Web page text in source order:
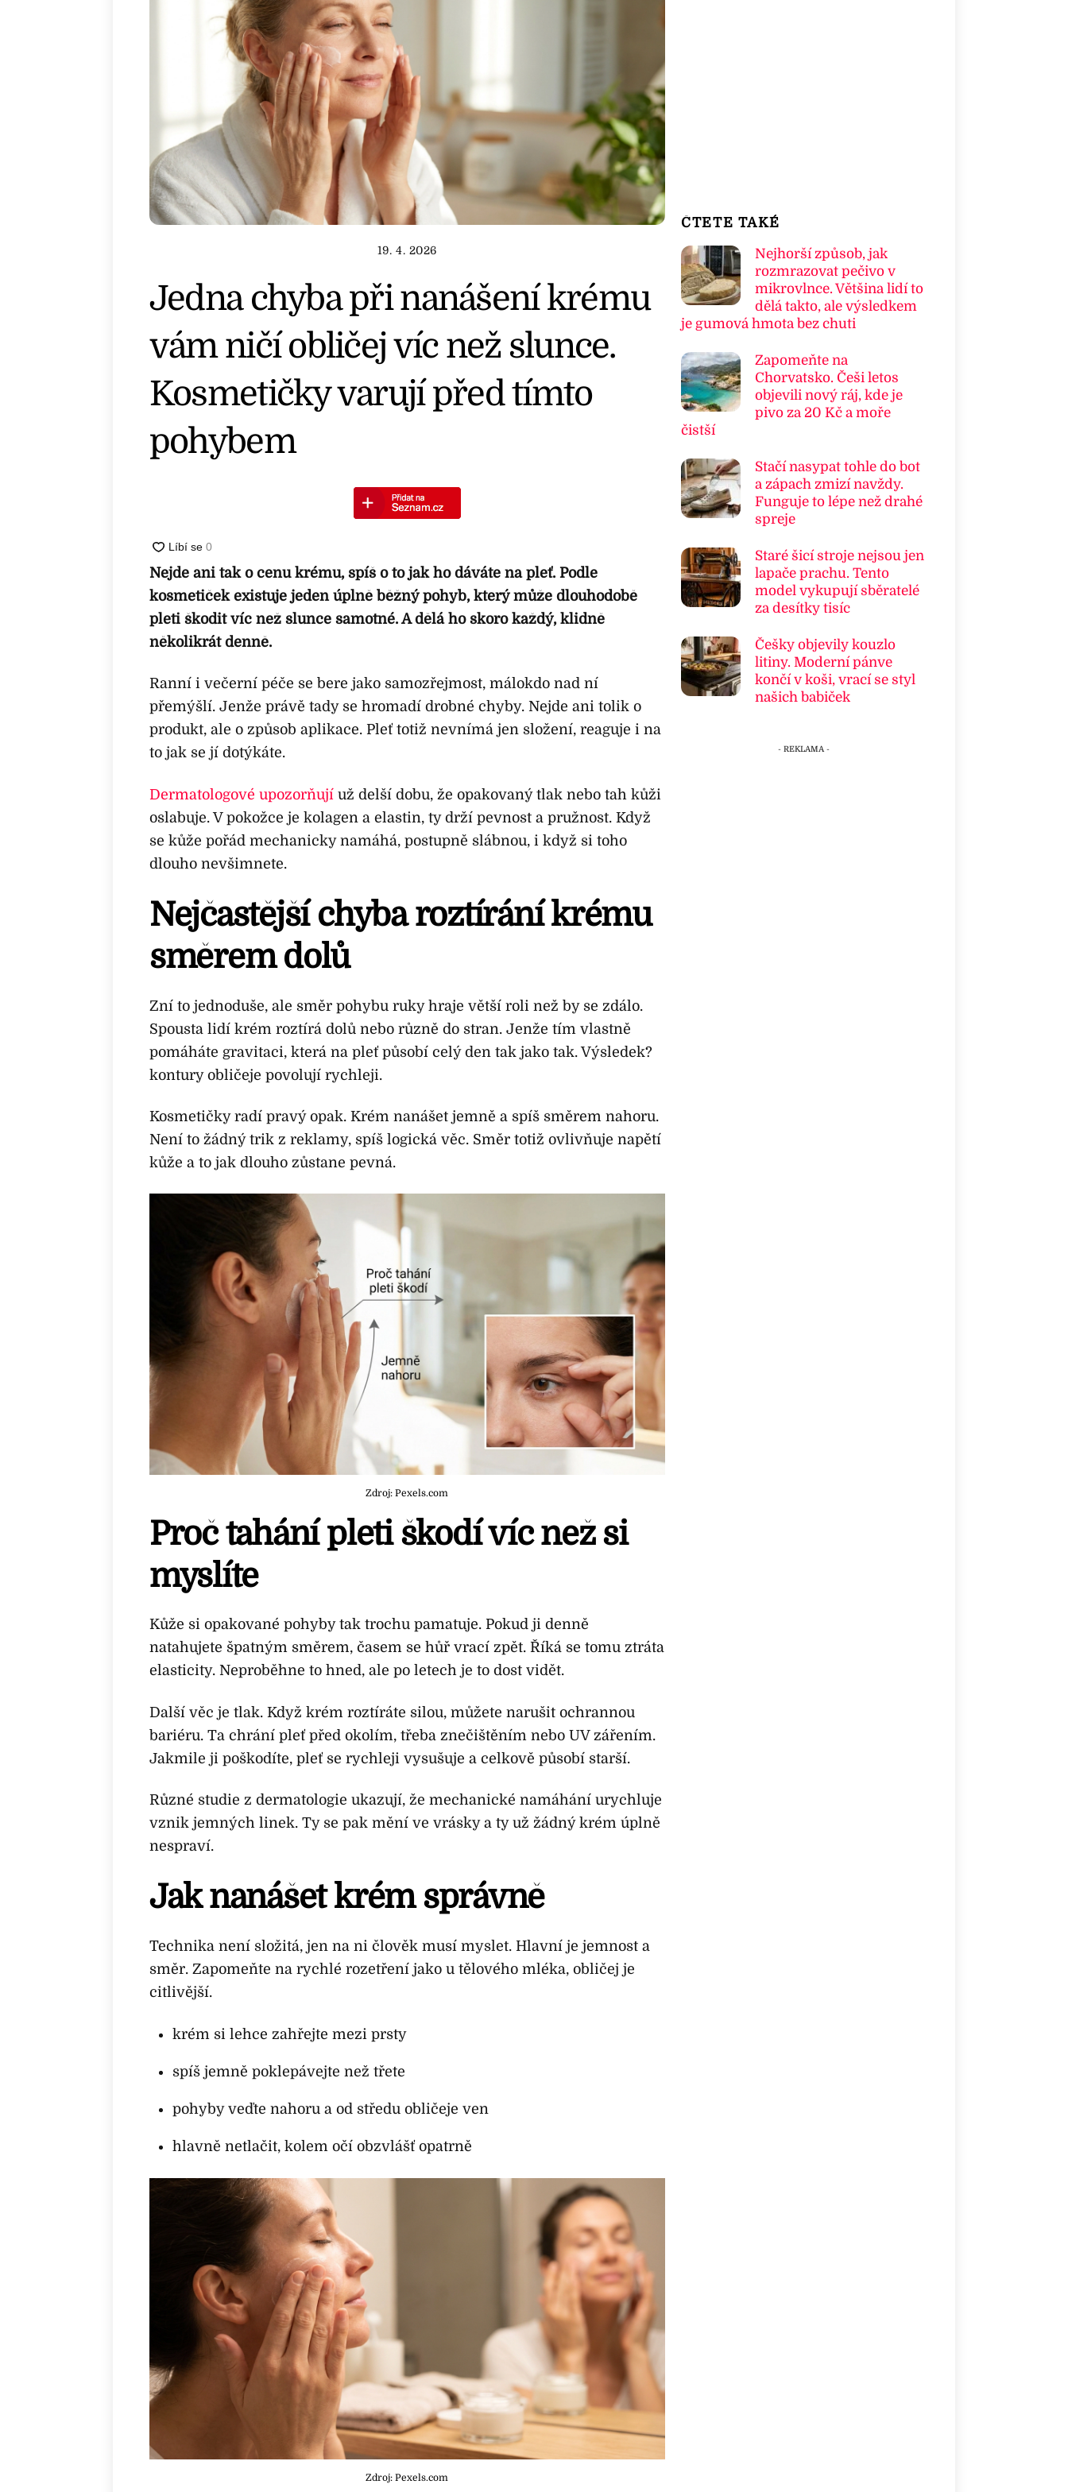
19. 4. 2026
Jedna chyba při nanášení krému
vám ničí obličej víc než slunce.
Kosmetičky varují před tímto
pohybem
Nejde ani tak o cenu krému, spíš o to jak ho dáváte na pleť. Podle
kosmetiček existuje jeden úplně běžný pohyb, který může dlouhodobě
pleti škodit víc než slunce samotné. A dělá ho skoro každý, klidně
několikrát denně.
Ranní i večerní péče se bere jako samozřejmost, málokdo nad ní
přemýšlí. Jenže právě tady se hromadí drobné chyby. Nejde ani tolik o
produkt, ale o způsob aplikace. Pleť totiž nevnímá jen složení, reaguje i na
to jak se jí dotýkáte.
Dermatologové upozorňujíuž delší dobu, že opakovaný tlak nebo tah kůži
oslabuje. V pokožce je kolagen a elastin, ty drží pevnost a pružnost. Když
se kůže pořád mechanicky namáhá, postupně slábnou, i když si toho
dlouho nevšimnete.
Nejčastější chyba roztírání krému
směrem dolů
Zní to jednoduše, ale směr pohybu ruky hraje větší roli než by se zdálo.
Spousta lidí krém roztírá dolů nebo různě do stran. Jenže tím vlastně
pomáháte gravitaci, která na pleť působí celý den tak jako tak. Výsledek?
kontury obličeje povolují rychleji.
Kosmetičky radí pravý opak. Krém nanášet jemně a spíš směrem nahoru.
Není to žádný trik z reklamy, spíš logická věc. Směr totiž ovlivňuje napětí
kůže a to jak dlouho zůstane pevná.
Zdroj: Pexels.com
Proč tahání pleti škodí víc než si
myslíte
Kůže si opakované pohyby tak trochu pamatuje. Pokud ji denně
natahujete špatným směrem, časem se hůř vrací zpět. Říká se tomu ztráta
elasticity. Neproběhne to hned, ale po letech je to dost vidět.
Další věc je tlak. Když krém roztíráte silou, můžete narušit ochrannou
bariéru. Ta chrání pleť před okolím, třeba znečištěním nebo UV zářením.
Jakmile ji poškodíte, pleť se rychleji vysušuje a celkově působí starší.
Různé studie z dermatologie ukazují, že mechanické namáhání urychluje
vznik jemných linek. Ty se pak mění ve vrásky a ty už žádný krém úplně
nespraví.
Jak nanášet krém správně
Technika není složitá, jen na ni člověk musí myslet. Hlavní je jemnost a
směr. Zapomeňte na rychlé rozetření jako u tělového mléka, obličej je
citlivější.
krém si lehce zahřejte mezi prsty
spíš jemně poklepávejte než třete
pohyby veďte nahoru a od středu obličeje ven
hlavně netlačit, kolem očí obzvlášť opatrně
Zdroj: Pexels.com
ČTETE TAKÉ
Nejhorší způsob, jak
rozmrazovat pečivo v
mikrovlnce. Většina lidí to
dělá takto, ale výsledkem
je gumová hmota bez chuti
Zapomeňte na
Chorvatsko. Češi letos
objevili nový ráj, kde je
pivo za 20 Kč a moře
čistší
Stačí nasypat tohle do bot
a zápach zmizí navždy.
Funguje to lépe než drahé
spreje
Staré šicí stroje nejsou jen
lapače prachu. Tento
model vykupují sběratelé
za desítky tisíc
Češky objevily kouzlo
litiny. Moderní pánve
končí v koši, vrací se styl
našich babiček